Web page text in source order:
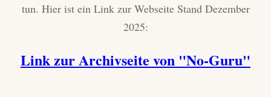
tun. Hier ist ein Link zur Webseite Stand Dezember
2025:
Link zur Archivseite von "No-Guru"